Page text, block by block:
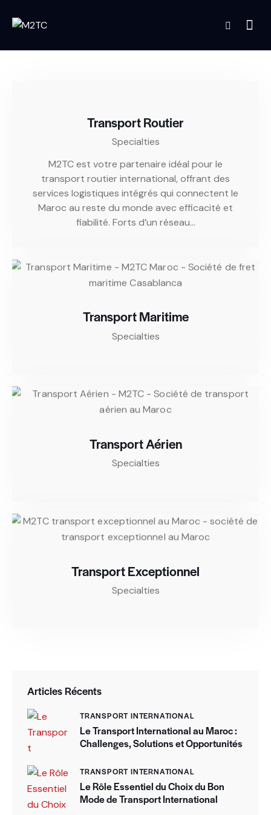
Transport Routier
Specialties
M2TC est votre partenaire idéal pour le
transport routier international, offrant des
services logistiques intégrés qui connectent le
Maroc au reste du monde avec efficacité et
fiabilité. Forts d’un réseau…
Transport Maritime
Specialties
Transport Aérien
Specialties
Transport Exceptionnel
Specialties
Articles Récents
TRANSPORT INTERNATIONAL
Le Transport International au Maroc :
Challenges, Solutions et Opportunités
TRANSPORT INTERNATIONAL
Le Rôle Essentiel du Choix du Bon
Mode de Transport International